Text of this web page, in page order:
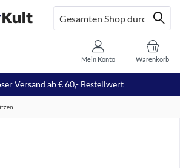
Versand ab € 60,- Bestellwert
Warenkorb
Mein Konto